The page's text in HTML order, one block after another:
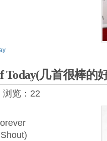
Today(几首很棒的
浏览：22